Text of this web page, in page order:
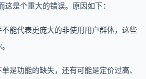
是个重大的错误。原因如下：
能代表更庞大的非使用用户群体，这些
是功能的缺失，还有可能是定价过高、